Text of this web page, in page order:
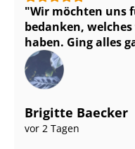
Wir möchten uns
bedanken,
haben. Ging alles
Brigitte Baecker
vor 2 Tagen